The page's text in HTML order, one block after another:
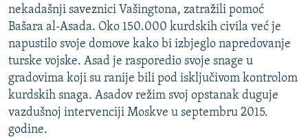
nekadašnji saveznici Vašingtona, zatražili pomoć
Bašara al-Asada. Oko 150.000 kurdskih civila već je
napustilo svoje domove kako bi izbjeglo napredovanje
turske vojske. Asad je rasporedio svoje snage u
gradovima koji su ranije bili pod isključivom kontrolom
kurdskih snaga. Asadov režim svoj opstanak duguje
vazdušnoj intervenciji Moskve u septembru 2015.
godine.